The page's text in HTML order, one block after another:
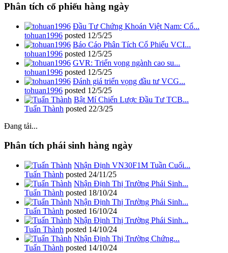
Phân tích cổ phiếu hàng ngày
Đầu Tư Chứng Khoán Việt Nam: Cổ...
tohuan1996 posted 12/5/25
Báo Cáo Phân Tích Cổ Phiếu VCI...
tohuan1996 posted 12/5/25
GVR: Triển vọng ngành cao su...
tohuan1996 posted 12/5/25
Đánh giá triển vọng đầu tư VCG...
tohuan1996 posted 12/5/25
Bật Mí Chiến Lược Đầu Tư TCB...
Tuấn Thành posted 22/3/25
Đang tải...
Phân tích phái sinh hàng ngày
Nhận Định VN30F1M Tuần Cuối...
Tuấn Thành posted 24/11/25
Nhận Định Thị Trường Phái Sinh...
Tuấn Thành posted 18/10/24
Nhận Định Thị Trường Phái Sinh...
Tuấn Thành posted 16/10/24
Nhận Định Thị Trường Phái Sinh...
Tuấn Thành posted 14/10/24
Nhận Định Thị Trường Chứng...
Tuấn Thành posted 14/10/24